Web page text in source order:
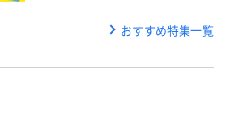
おすすめ特集一覧